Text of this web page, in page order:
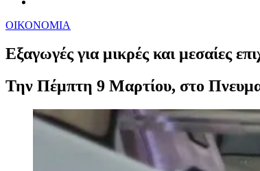
ΟΙΚΟΝΟΜΙΑ
Εξαγωγές για μικρές και μεσαίες
Την Πέμπτη 9 Μαρτίου, στο